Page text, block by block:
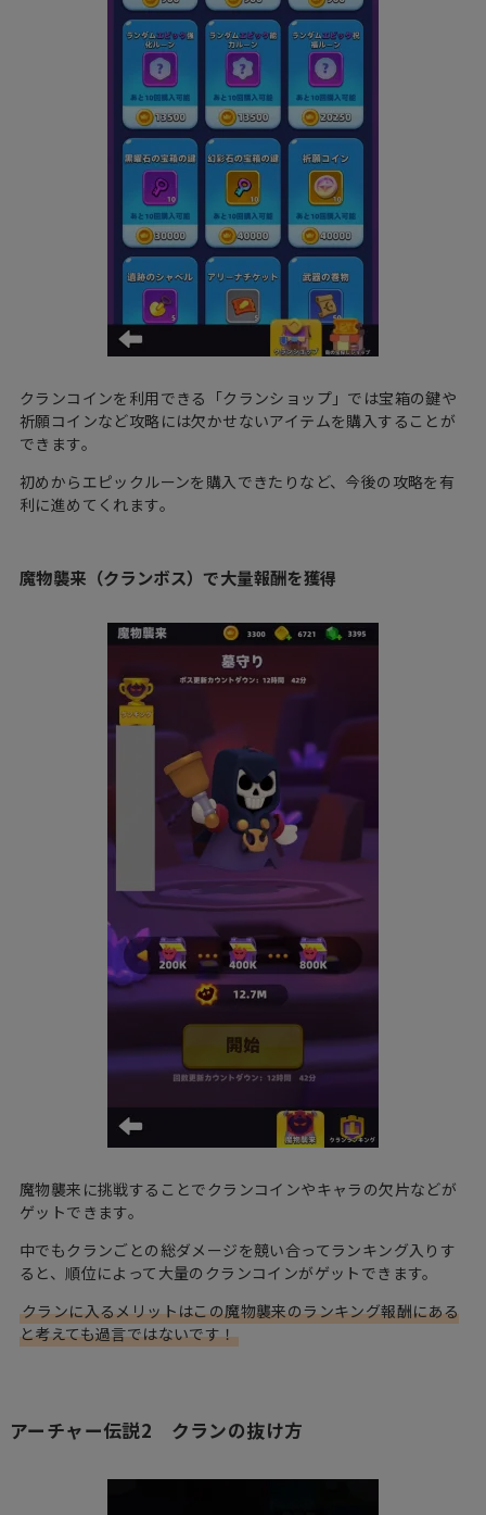
クランコインを利用できる「クランショップ」では宝箱の鍵や
祈願コインなど攻略には欠かせないアイテムを購入することが
できます。
初めからエピックルーンを購入できたりなど、今後の攻略を有
利に進めてくれます。
魔物襲来（クランボス）で大量報酬を獲得
魔物襲来に挑戦することでクランコインやキャラの欠片などが
ゲットできます。
中でもクランごとの総ダメージを競い合ってランキング入りす
ると、順位によって大量のクランコインがゲットできます。
クランに入るメリットはこの魔物襲来のランキング報酬にある
と考えても過言ではないです！
アーチャー伝説2 クランの抜け方